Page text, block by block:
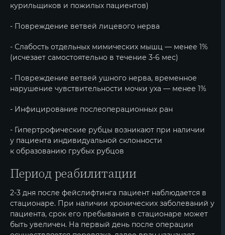
курильщиков и пожилых пациентов)
- Повреждение ветвей лицевого нерва
- Слабость отдельных мимических мышц — менее 1%
(исчезает самостоятельно в течение 3-6 мес)
- Повреждение ветвей ушного нерва, временное
нарушение чувствительности мочки уха — менее 1%
- Инфицирование послеоперационных ран
- Гипертрофические рубцы возникают при наличии
у пациента индивидуальной склонности
к образованию грубых рубцов
Период реабилитации
2-3 дня после фейслифтинга пациент наблюдается в
стационаре. При наличии хронических заболеваний у
пациента, срок его пребывания в стационаре может
быть увеличен. На первый день после операции